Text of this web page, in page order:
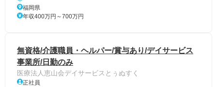
福岡県
年収400万円～700万円
無資格/介護職員・ヘルパー/賞与あり/デイサービス
事業所/日勤のみ
医療法人恵山会デイサービスとぅぬすく
正社員